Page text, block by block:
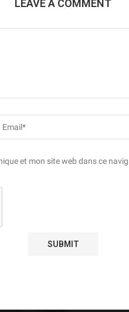
LEAVE A COMMENT
et mon site web dans ce